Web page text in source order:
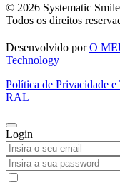
© 2026 Systematic
Todos os direitos
Desenvolvido porO
Technology
Política de Privacidade e
RAL
Login